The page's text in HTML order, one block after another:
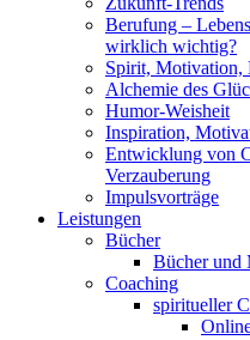
Berufung –
wirklich wichtig?
Spirit, Motivation,
Alchemie des
Humor-Weisheit
Inspiration,
Entwicklung von
Verzauberung
Impulsvorträge
Leistungen
Bücher
Bücher und
Coaching
spiritueller